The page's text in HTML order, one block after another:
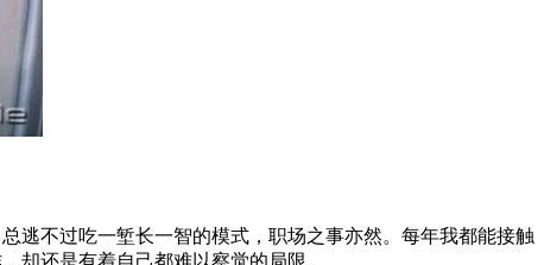
逃不过吃一堑长一智的模式，职场之事亦然。每年我都能接触
却还是有着自己都难以察觉的局限。